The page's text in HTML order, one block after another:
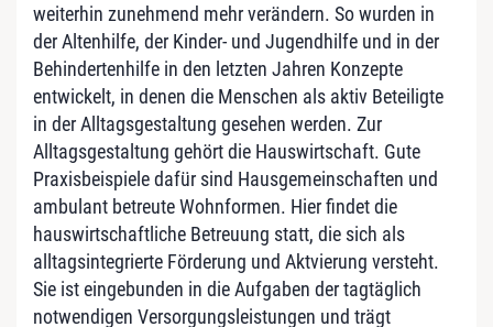
weiterhin zunehmend mehr verändern. So wurden in
der Altenhilfe, der Kinder- und Jugendhilfe und in der
Behindertenhilfe in den letzten Jahren Konzepte
entwickelt, in denen die Menschen als aktiv Beteiligte
in der Alltagsgestaltung gesehen werden. Zur
Alltagsgestaltung gehört die Hauswirtschaft. Gute
Praxisbeispiele dafür sind Hausgemeinschaften und
ambulant betreute Wohnformen. Hier findet die
hauswirtschaftliche Betreuung statt, die sich als
alltagsintegrierte Förderung und Aktvierung versteht.
Sie ist eingebunden in die Aufgaben der tagtäglich
notwendigen Versorgungsleistungen und trägt